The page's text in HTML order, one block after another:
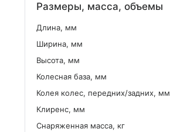
Размеры, масса, объемы
Длина, мм
Ширина, мм
Высота, мм
Колесная база, мм
Колея колес, передних/задних, мм
Клиренс, мм
Снаряженная масса, кг